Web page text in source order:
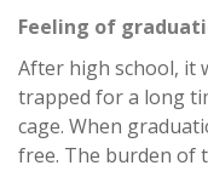
Feeling of
After high school, it
trapped for a long
cage. When
free. The burden of